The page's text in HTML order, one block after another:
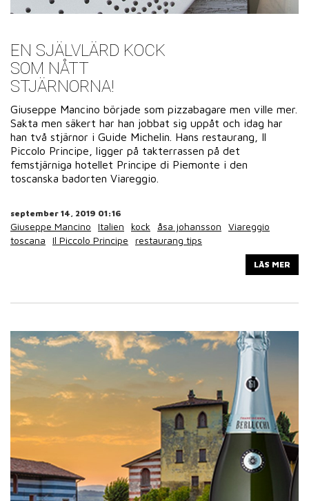
EN SJÄLVLÄRD KOCK
SOM NÅTT
STJÄRNORNA!
Giuseppe Mancino började som pizzabagare men ville mer.
Sakta men säkert har han jobbat sig uppåt och idag har
han två stjärnor i Guide Michelin. Hans restaurang, Il
Piccolo Principe, ligger på takterrassen på det
femstjärniga hotellet Principe di Piemonte i den
toscanska badorten Viareggio.
september 14, 2019 01:16
Giuseppe Mancino Italien kock åsa johansson
Viareggio
toscana
Il Piccolo Principe restaurang tips
LÄS MER